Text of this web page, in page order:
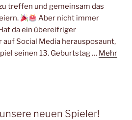
treffen und gemeinsam das
Aber nicht immer
da ein übereifriger
Social Media herausposaunt,
seinen 13. Geburtstag … Mehr
neuen Spieler!